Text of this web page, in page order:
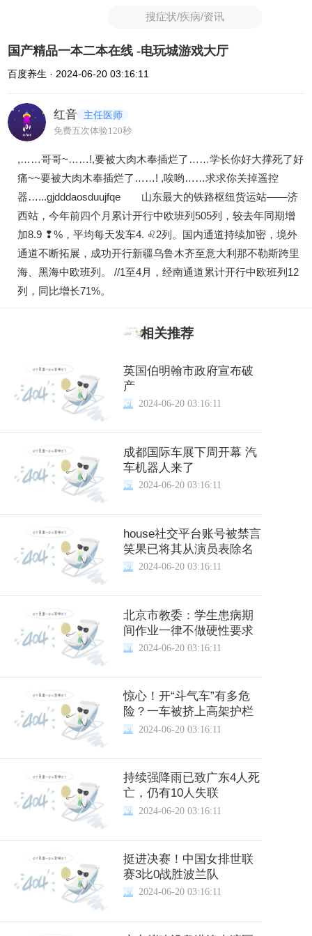
搜症状/疾病/资讯
国产精品一本二本在线 -电玩城游戏大厅
百度养生 · 2024-06-20 03:16:11
红音 主任医师
免费五次体验120秒
,……哥哥~……!,要被大肉木奉插烂了……学长你好大撑死了好
痛~~要被大肉木奉插烂了……! ,唉哟……求求你关掉遥控
器…...gjdddaosduujfqe 山东最大的铁路枢纽货运站——济
西站，今年前四个月累计开行中欧班列505列，较去年同期增
加8.9 ❢%，平均每天发车4. ♌2列。国内通道持续加密，境外
通道不断拓展，成功开行新疆乌鲁木齐至意大利那不勒斯跨里
海、黑海中欧班列。 //1至4月，经南通道累计开行中欧班列12
列，同比增长71%。
相关推荐
英国伯明翰市政府宣布破
产
2024-06-20 03:16:11
成都国际车展下周开幕 汽
车机器人来了
2024-06-20 03:16:11
house社交平台账号被禁言
笑果已将其从演员表除名
2024-06-20 03:16:11
北京市教委：学生患病期
间作业一律不做硬性要求
2024-06-20 03:16:11
惊心！开“斗气车”有多危
险？一车被挤上高架护栏
2024-06-20 03:16:11
持续强降雨已致广东4人死
亡，仍有10人失联
2024-06-20 03:16:11
挺进决赛！中国女排世联
赛3比0战胜波兰队
2024-06-20 03:16:11